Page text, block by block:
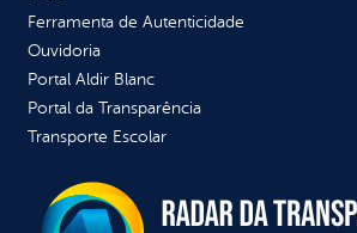
Ferramenta de Autenticidade
Ouvidoria
Portal Aldir Blanc
Portal da Transparência
Transporte Escolar